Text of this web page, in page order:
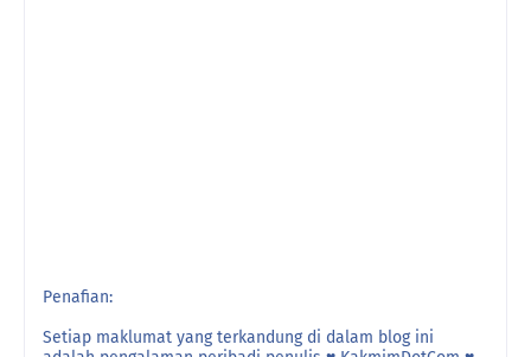
Penafian:
Setiap maklumat yang terkandung di dalam blog ini